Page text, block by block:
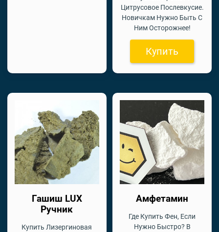
Цитрусовое Послевкусие.
Новичкам Нужно Быть С
Ним Осторожнее!
Купить
Гашиш LUX
Ручник
Купить Лизергиновая
Амфетамин
Где Купить Фен, Если
Нужно Быстро? В